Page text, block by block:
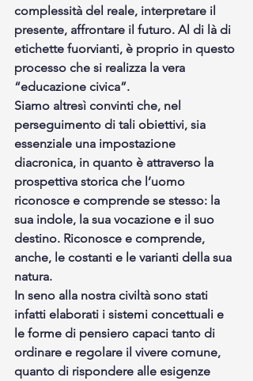
complessità del reale, interpretare il
presente, affrontare il futuro. Al di là di
etichette fuorvianti, è proprio in questo
processo che si realizza la vera
“educazione civica”.
Siamo altresì convinti che, nel
perseguimento di tali obiettivi, sia
essenziale una impostazione
diacronica, in quanto è attraverso la
prospettiva storica che l’uomo
riconosce e comprende se stesso: la
sua indole, la sua vocazione e il suo
destino. Riconosce e comprende,
anche, le costanti e le varianti della sua
natura.
In seno alla nostra civiltà sono stati
infatti elaborati i sistemi concettuali e
le forme di pensiero capaci tanto di
ordinare e regolare il vivere comune,
quanto di rispondere alle esigenze